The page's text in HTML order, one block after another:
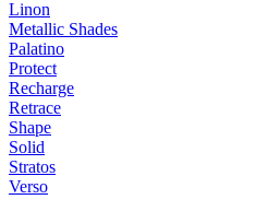
Linon
Metallic Shades
Palatino
Protect
Recharge
Retrace
Shape
Solid
Stratos
Verso